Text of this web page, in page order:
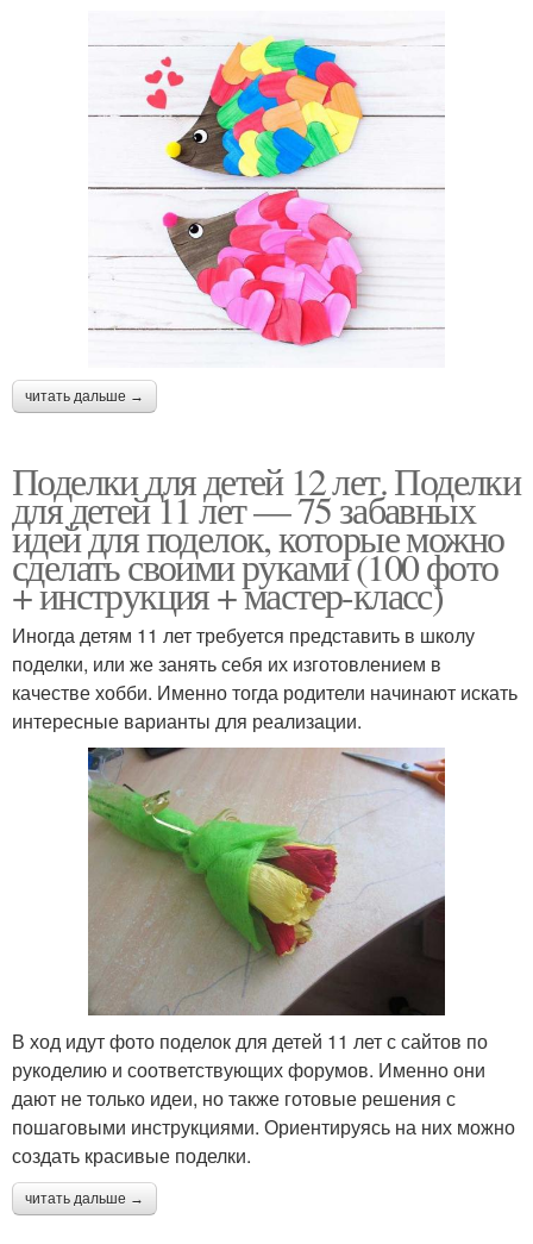
читать дальше →
Поделки для детей 12 лет. Поделки
для детей 11 лет — 75 забавных
идей для поделок, которые можно
сделать своими руками (100 фото
+ инструкция + мастер-класс)
Иногда детям 11 лет требуется представить в школу
поделки, или же занять себя их изготовлением в
качестве хобби. Именно тогда родители начинают искать
интересные варианты для реализации.
В ход идут фото поделок для детей 11 лет с сайтов по
рукоделию и соответствующих форумов. Именно они
дают не только идеи, но также готовые решения с
пошаговыми инструкциями. Ориентируясь на них можно
создать красивые поделки.
читать дальше →